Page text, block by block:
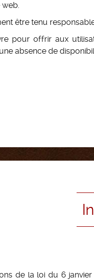
être tenu
pour offrir aux
absence de
de la loi du 6